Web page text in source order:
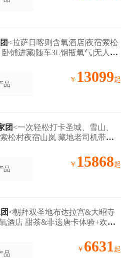
<拉萨日喀则含氧酒店|夜宿索松
铺进藏|随车3L钢瓶氧气|无人机
品
￥ 13099起
团 <一次轻松打卡圣城、雪山、
松村夜宿山岚 藏地老司机带队
品
￥ 15868起
<朝拜双圣地布达拉宫&大昭寺
酒店 甜茶&非遗唐卡体验+欢迎
品
￥ 6631起